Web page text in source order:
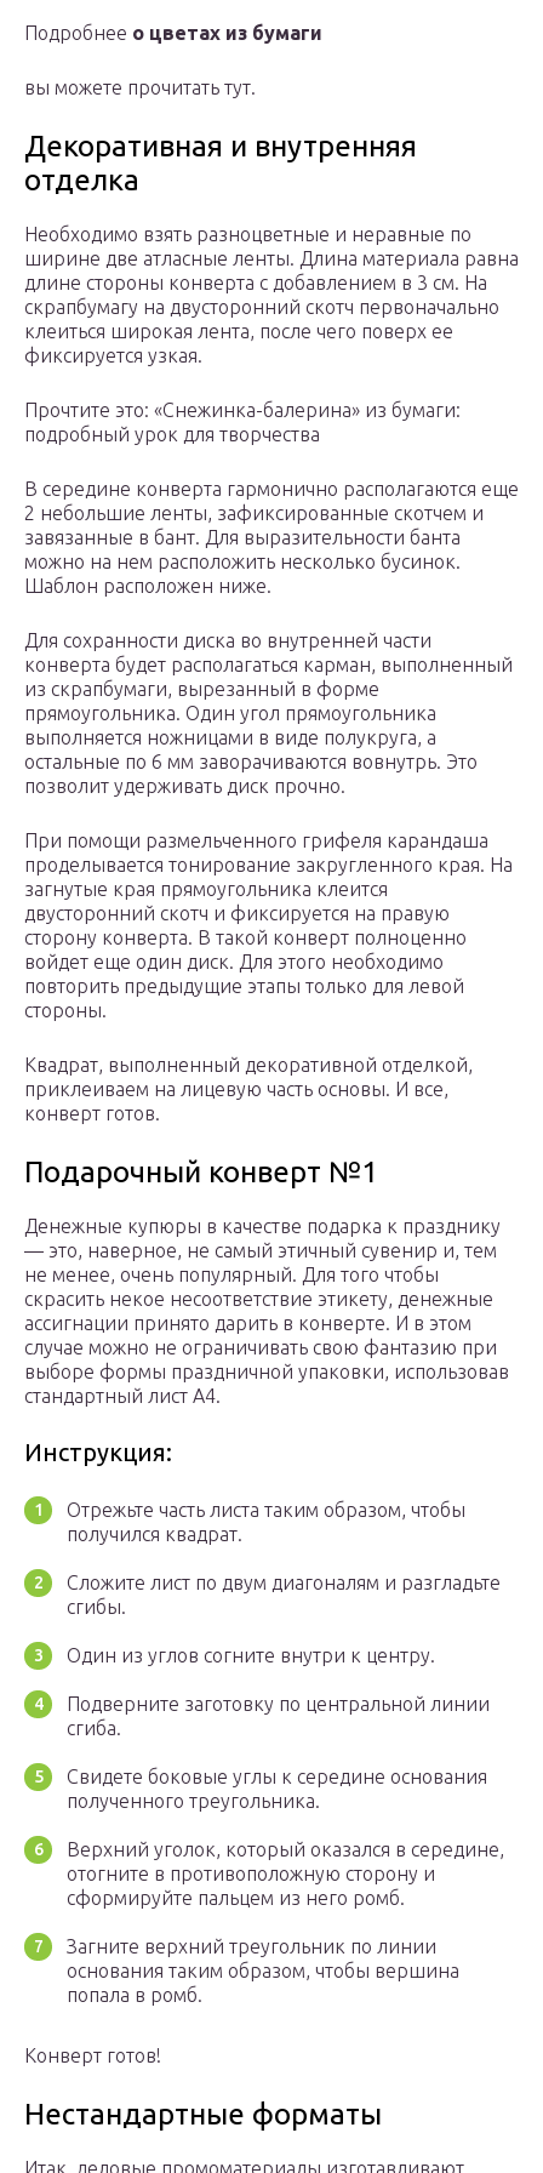
Подробнее о цветах из бумаги
вы можете прочитать тут.
Декоративная и внутренняя
отделка
Необходимо взять разноцветные и неравные по
ширине две атласные ленты. Длина материала равна
длине стороны конверта с добавлением в 3 см. На
скрапбумагу на двусторонний скотч первоначально
клеиться широкая лента, после чего поверх ее
фиксируется узкая.
Прочтите это: «Снежинка-балерина» из бумаги:
подробный урок для творчества
В середине конверта гармонично располагаются еще
2 небольшие ленты, зафиксированные скотчем и
завязанные в бант. Для выразительности банта
можно на нем расположить несколько бусинок.
Шаблон расположен ниже.
Для сохранности диска во внутренней части
конверта будет располагаться карман, выполненный
из скрапбумаги, вырезанный в форме
прямоугольника. Один угол прямоугольника
выполняется ножницами в виде полукруга, а
остальные по 6 мм заворачиваются вовнутрь. Это
позволит удерживать диск прочно.
При помощи размельченного грифеля карандаша
проделывается тонирование закругленного края. На
загнутые края прямоугольника клеится
двусторонний скотч и фиксируется на правую
сторону конверта. В такой конверт полноценно
войдет еще один диск. Для этого необходимо
повторить предыдущие этапы только для левой
стороны.
Квадрат, выполненный декоративной отделкой,
приклеиваем на лицевую часть основы. И все,
конверт готов.
Подарочный конверт №1
Денежные купюры в качестве подарка к празднику
— это, наверное, не самый этичный сувенир и, тем
не менее, очень популярный. Для того чтобы
скрасить некое несоответствие этикету, денежные
ассигнации принято дарить в конверте. И в этом
случае можно не ограничивать свою фантазию при
выборе формы праздничной упаковки, использовав
стандартный лист А4.
Инструкция:
Отрежьте часть листа таким образом, чтобы
получился квадрат.
Сложите лист по двум диагоналям и разгладьте
сгибы.
Один из углов согните внутри к центру.
Подверните заготовку по центральной линии
сгиба.
Свидете боковые углы к середине основания
полученного треугольника.
Верхний уголок, который оказался в середине,
отогните в противоположную сторону и
сформируйте пальцем из него ромб.
Загните верхний треугольник по линии
основания таким образом, чтобы вершина
попала в ромб.
Конверт готов!
Нестандартные форматы
Итак, деловые промоматериалы изготавливают